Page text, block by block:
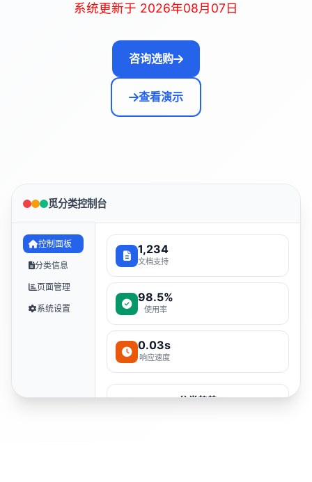
系统更新于 2026年08月07日
咨询选购
查看演示
觅分类控制台
控制面板
分类信息
页面管理
系统设置
1,234
文档支持
98.5%
使用率
0.03s
响应速度
分类趋势